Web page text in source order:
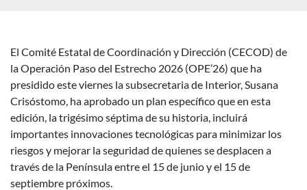
Descripción noticia
El Comité Estatal de Coordinación y Dirección (CECOD) de
la Operación Paso del Estrecho 2026 (OPE’26) que ha
presidido este viernes la subsecretaria de Interior, Susana
Crisóstomo, ha aprobado un plan específico que en esta
edición, la trigésimo séptima de su historia, incluirá
importantes innovaciones tecnológicas para minimizar los
riesgos y mejorar la seguridad de quienes se desplacen a
través de la Península entre el 15 de junio y el 15 de
septiembre próximos.